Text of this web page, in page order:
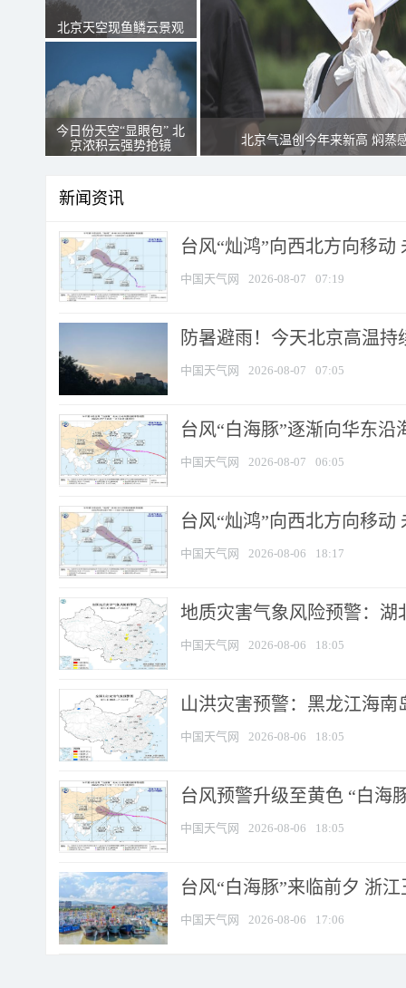
北京天空现鱼鳞云景观
今日份天空“显眼包” 北
京浓积云强势抢镜
北京气温创今年来新高 焖蒸
新闻资讯
台风“灿鸿”向西北方向移动
中国天气网 2026-08-07 07:19
防暑避雨！今天北京高温
中国天气网 2026-08-07 07:05
台风“白海豚”逐渐向华东沿
中国天气网 2026-08-07 06:05
台风“灿鸿”向西北方向移动
中国天气网 2026-08-06 18:17
地质灾害气象风险预警：湖
中国天气网 2026-08-06 18:05
山洪灾害预警：黑龙江海
中国天气网 2026-08-06 18:05
台风预警升级至黄色 “白海
中国天气网 2026-08-06 18:05
台风“白海豚”来临前夕 浙
中国天气网 2026-08-06 17:06